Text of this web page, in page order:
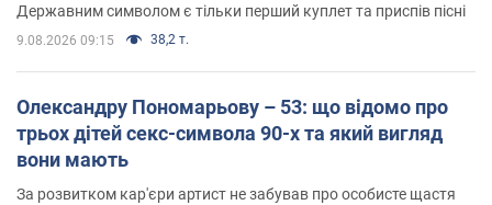
Державним символом є тільки перший куплет та приспів пісні
9.08.2026 09:15 38,2 т.
Олександру Пономарьову – 53: що відомо про
трьох дітей секс-символа 90-х та який вигляд
вони мають
За розвитком кар'єри артист не забував про особисте щастя